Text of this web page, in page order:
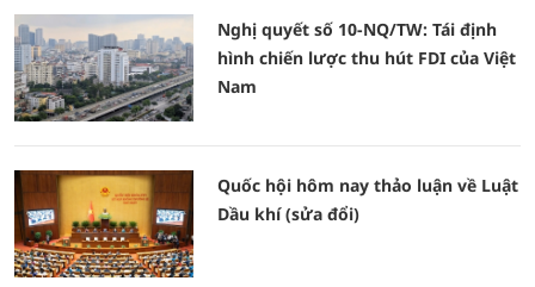
Nghị quyết số 10-NQ/TW: Tái định
hình chiến lược thu hút FDI của Việt
Nam
Quốc hội hôm nay thảo luận về Luật
Dầu khí (sửa đổi)